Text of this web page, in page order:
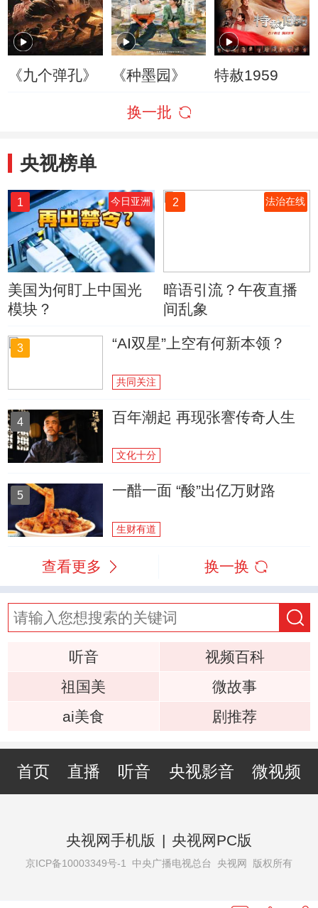
《九个弹孔》 《种墨园》 特赦1959
换一批
央视榜单
1 今日亚洲
美国为何盯上中国光
模块？
2 法治在线
暗语引流？午夜直播
间乱象
3 “AI双星”上空有何新本领？
共同关注
4 百年潮起 再现张謇传奇人生
文化十分
5 一醋一面 “酸”出亿万财路
生财有道
查看更多 换一换
听音
视频百科
祖国美
微故事
ai美食
剧推荐
首页 直播 听音 央视影音 微视频
央视网手机版 | 央视网PC版
京ICP备10003349号-1 中央广播电视总台 央视网 版权所有